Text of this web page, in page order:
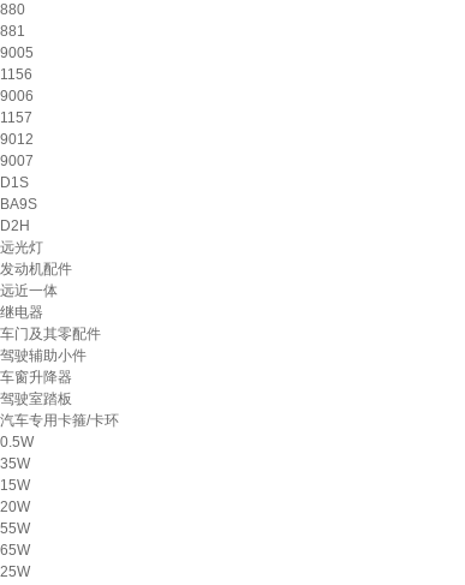
880
881
9005
1156
9006
1157
9012
9007
D1S
BA9S
D2H
远光灯
发动机配件
远近一体
继电器
车门及其零配件
驾驶辅助小件
车窗升降器
驾驶室踏板
汽车专用卡箍/卡环
0.5W
35W
15W
20W
55W
65W
25W